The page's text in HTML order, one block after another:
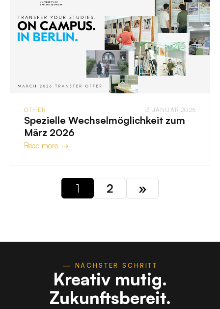
OTHER 13 JANUAR 2026
Spezielle Wechselmöglichkeit zum
März 2026
Read more →
1 2 »
— NÄCHSTER SCHRITT
Kreativ mutig.
Zukunftsbereit.